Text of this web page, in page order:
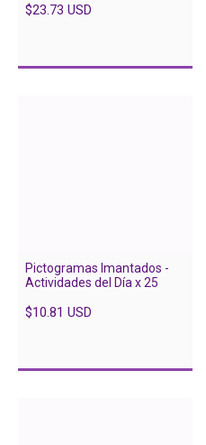
$23.73 USD
Pictogramas Imantados -
Actividades del Día x 25
$10.81 USD